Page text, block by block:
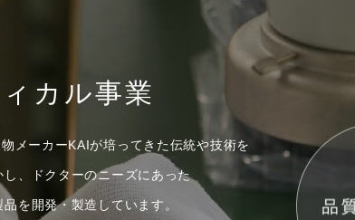
カル事業
メーカーKAIが培ってきた伝統や技術を
、ドクターのニーズにあった
を開発・製造しています。